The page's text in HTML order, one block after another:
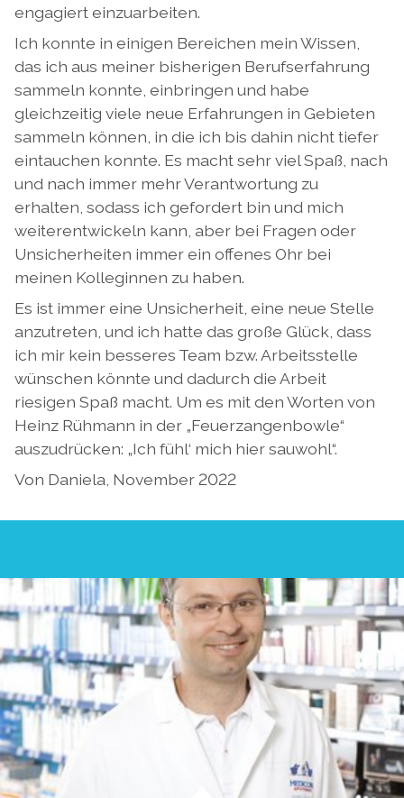
engagiert einzuarbeiten.
Ich konnte in einigen Bereichen mein Wissen,
das ich aus meiner bisherigen Berufserfahrung
sammeln konnte, einbringen und habe
gleichzeitig viele neue Erfahrungen in Gebieten
sammeln können, in die ich bis dahin nicht tiefer
eintauchen konnte. Es macht sehr viel Spaß, nach
und nach immer mehr Verantwortung zu
erhalten, sodass ich gefordert bin und mich
weiterentwickeln kann, aber bei Fragen oder
Unsicherheiten immer ein offenes Ohr bei
meinen Kolleginnen zu haben.
Es ist immer eine Unsicherheit, eine neue Stelle
anzutreten, und ich hatte das große Glück, dass
ich mir kein besseres Team bzw. Arbeitsstelle
wünschen könnte und dadurch die Arbeit
riesigen Spaß macht. Um es mit den Worten von
Heinz Rühmann in der „Feuerzangenbowle“
auszudrücken: „Ich fühl‘ mich hier sauwohl“.
Von Daniela, November 2022